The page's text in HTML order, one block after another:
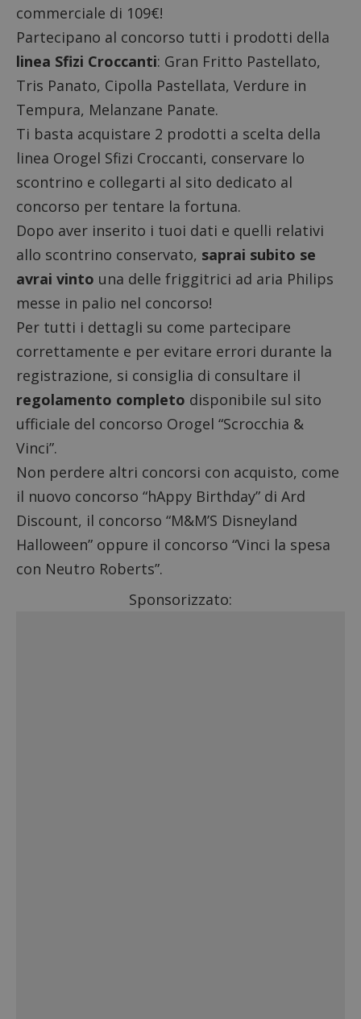
commerciale di 109€!
Partecipano al concorso tutti i prodotti della
linea Sfizi Croccanti: Gran Fritto Pastellato,
Tris Panato, Cipolla Pastellata, Verdure in
Tempura, Melanzane Panate.
Ti basta acquistare 2 prodotti a scelta della
linea Orogel Sfizi Croccanti, conservare lo
scontrino e collegarti al sito dedicato al
concorso per tentare la fortuna.
Dopo aver inserito i tuoi dati e quelli relativi
allo scontrino conservato, saprai subito se
avrai vinto una delle friggitrici ad aria Philips
messe in palio nel concorso!
Per tutti i dettagli su come partecipare
correttamente e per evitare errori durante la
registrazione, si consiglia di consultare il
regolamento completo disponibile sul sito
ufficiale del concorso Orogel “Scrocchia &
Vinci”.
Non perdere altri concorsi con acquisto, come
il nuovo concorso “hAppy Birthday” di Ard
Discount, il concorso “M&M’S Disneyland
Halloween” oppure il concorso “Vinci la spesa
con Neutro Roberts”.
Sponsorizzato: